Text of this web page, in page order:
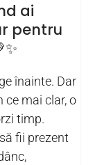
ai
pentru
înainte. Dar
ce mai clar, o
timp.
fii prezent